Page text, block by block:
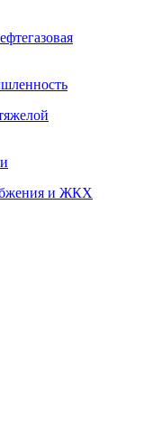
и ЖКХ